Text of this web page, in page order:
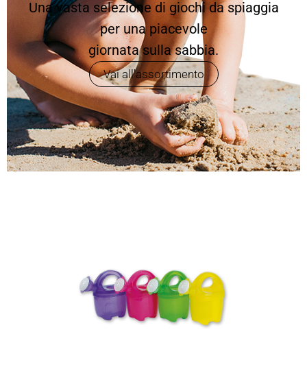
Una vasta selezione di giochi da spiaggia
per una piacevole
giornata sulla sabbia.
Vai all'assortimento